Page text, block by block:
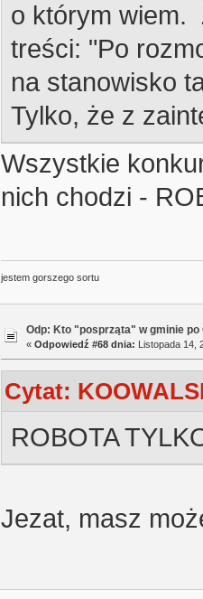
o którym wiem.
treści: "Po
na stanowisko
Tylko, że z
Wszystkie
nich chodzi -
jestem gorszego sortu
Odp: Kto "posprząta" w gminie po
« Odpowiedź #68 dnia: Listopada 14,
Cytat:
ROBOTA
Jezat, masz